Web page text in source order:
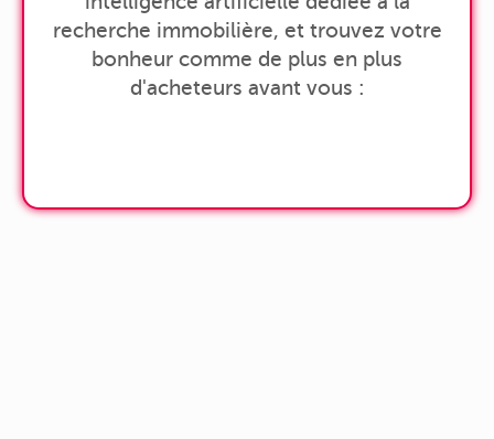
recherche immobilière, et trouvez votre
bonheur comme de plus en plus
d'acheteurs avant vous :